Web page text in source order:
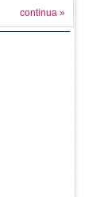
continua »